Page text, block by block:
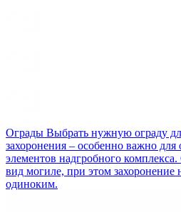
Ограды Выбрать нужную ограду
захоронения – особенно важно для
элементов надгробного
вид могиле, при этом захоронение
одиноким.